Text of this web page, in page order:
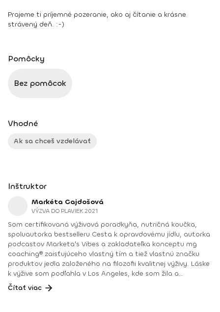
Prajeme ti príjemné pozeranie, ako aj čítanie a krásne
strávený deň. :-)
Pomôcky
Bez pomôcok
Vhodné
Ak sa chceš vzdelávať
Inštruktor
Markéta Gajdošová
VÝZVA DO PLAVIEK 2021
Som certifikovaná výživová poradkyňa, nutričná koučka,
spoluautorka bestselleru Cesta k opravdovému jídlu, autorka
podcastov Marketa's Vibes a zakladateľka konceptu mg
coaching® zaisťujúceho vlastný tím a tiež vlastnú značku
produktov jedla založeného na filozofii kvalitnej výživy. Láske
k výžive som podľahla v Los Angeles, kde som žila a
študovala. Osobná vášeň, ktorá pôvodne nebola kariérnym
zámerom, sa vďaka kaskáde životných prevratov a
Čítať viac